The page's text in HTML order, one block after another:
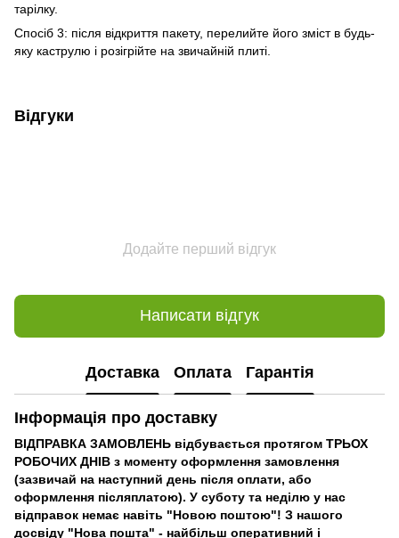
тарілку.
Спосіб 3: після відкриття пакету, перелийте його зміст в будь-
яку каструлю і розігрійте на звичайній плиті.
Відгуки
Додайте перший відгук
Написати відгук
Доставка Оплата Гарантія
Інформація про доставку
ВІДПРАВКА ЗАМОВЛЕНЬ відбувається протягом ТРЬОХ
РОБОЧИХ ДНІВ з моменту оформлення замовлення
(зазвичай на наступний день після оплати, або
оформлення післяплатою). У суботу та неділю у нас
відправок немає навіть "Новою поштою"! З нашого
досвіду "Нова пошта" - найбільш оперативний і